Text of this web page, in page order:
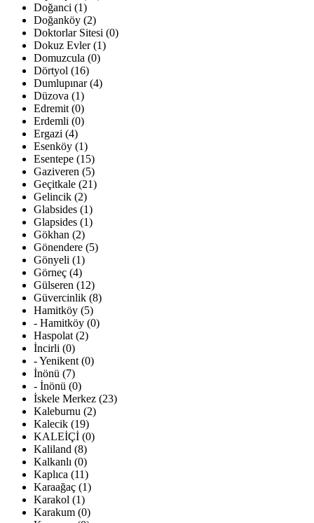
Doğanci (1)
Doğanköy (2)
Doktorlar Sitesi (0)
Dokuz Evler (1)
Domuzcula (0)
Dörtyol (16)
Dumlupınar (4)
Düzova (1)
Edremit (0)
Erdemli (0)
Ergazi (4)
Esenköy (1)
Esentepe (15)
Gaziveren (5)
Geçitkale (21)
Gelincik (2)
Glabsides (1)
Glapsides (1)
Gökhan (2)
Gönendere (5)
Gönyeli (1)
Görneç (4)
Gülseren (12)
Güvercinlik (8)
Hamitköy (5)
- Hamitköy (0)
Haspolat (2)
İncirli (0)
- Yenikent (0)
İnönü (7)
- İnönü (0)
İskele Merkez (23)
Kaleburnu (2)
Kalecik (19)
KALEİÇİ (0)
Kaliland (8)
Kalkanlı (0)
Kaplıca (11)
Karaağaç (1)
Karakol (1)
Karakum (0)